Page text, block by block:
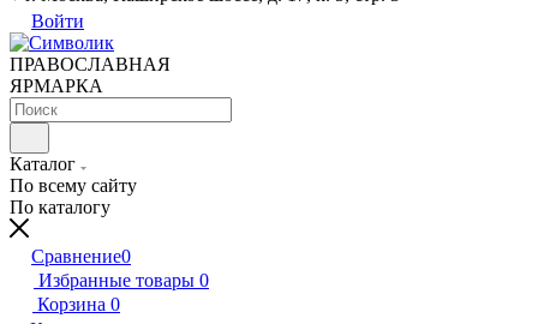
Войти
ПРАВОСЛАВНАЯ
ЯРМАРКА
Каталог
По всему сайту
По каталогу
Сравнение0
Избранные товары 0
Корзина 0